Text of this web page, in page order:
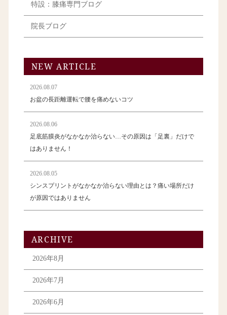
特設：膝痛専門ブログ
院長ブログ
NEW ARTICLE
2026.08.07
お盆の長距離運転で腰を痛めないコツ
2026.08.06
足底筋膜炎がなかなか治らない…その原因は「足裏」だけで
はありません！
2026.08.05
シンスプリントがなかなか治らない理由とは？痛い場所だけ
が原因ではありません
ARCHIVE
2026年8月
2026年7月
2026年6月